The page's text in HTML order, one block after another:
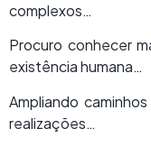
complexos…
Procuro conhecer
existência humana…
Ampliando
realizações…